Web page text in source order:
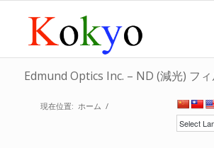
Edmund Optics Inc. – ND (減光) フ
現在位置: ホーム /